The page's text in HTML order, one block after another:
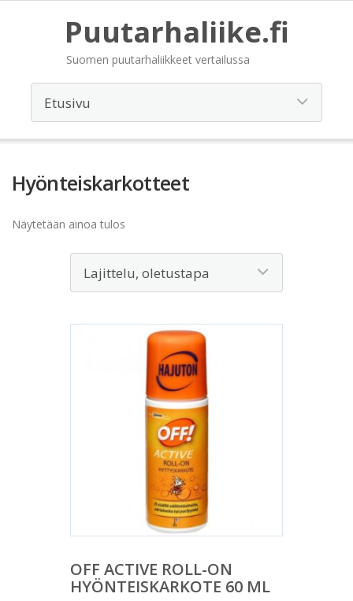
Puutarhaliike.fi
Suomen puutarhaliikkeet vertailussa
Hyönteiskarkotteet
Näytetään ainoa tulos
OFF ACTIVE ROLL-ON
HYÖNTEISKARKOTE 60 ML